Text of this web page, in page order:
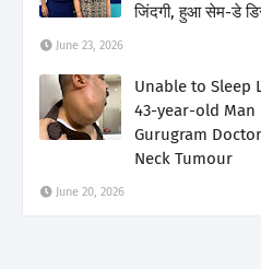
जिंदगी, हुआ सेम-डे
June 23, 2026
Unable to Sleep
43-year-old Man
Gurugram
Neck Tumour
June 20, 2026